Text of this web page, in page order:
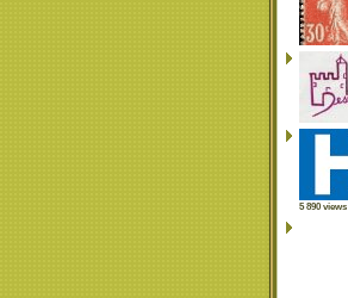
5 890 views